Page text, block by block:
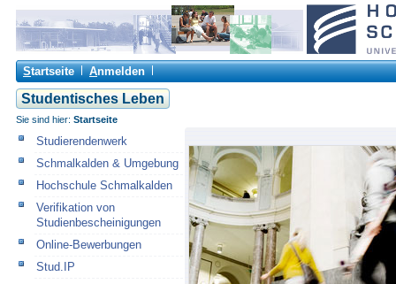
Startseite Anmelden
Studentisches Leben
Sie sind hier: Startseite
Studierendenwerk
Schmalkalden & Umgebung
Hochschule Schmalkalden
Verifikation von
Studienbescheinigungen
Online-Bewerbungen
Stud.IP